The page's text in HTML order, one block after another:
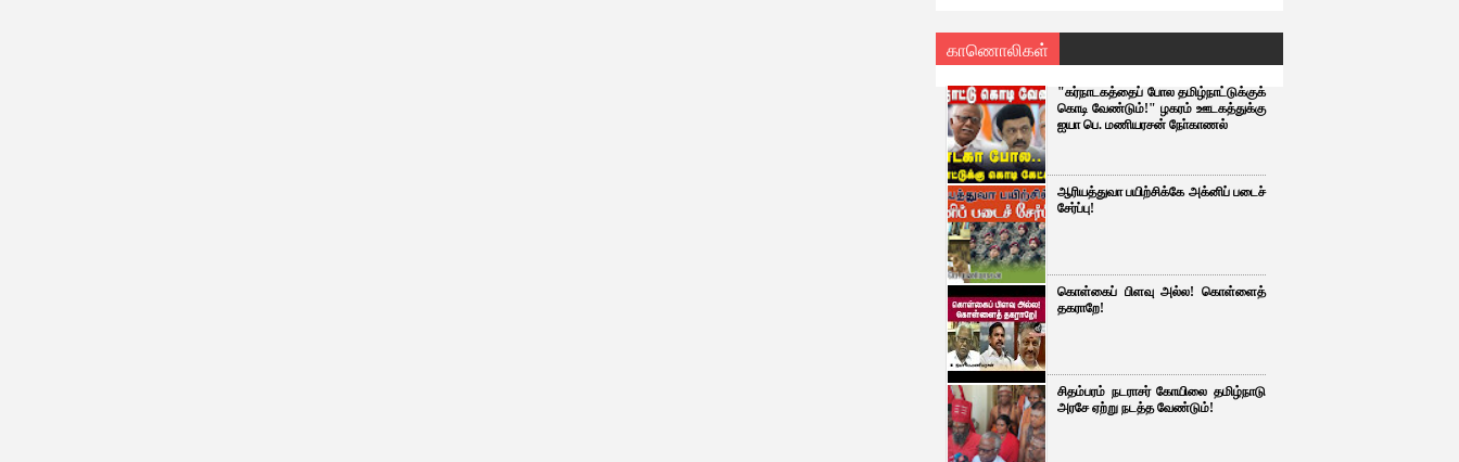
காணொலிகள்
"கர்நாடகத்தைப் போல தமிழ்நாட்டுக்குக்
கொடி வேண்டும்!" ழகரம் ஊடகத்துக்கு
ஐயா பெ. மணியரசன் நோ்காணல்
ஆரியத்துவா பயிற்சிக்கே அக்னிப் படைச்
சேர்ப்பு!
கொள்கைப் பிளவு அல்ல! கொள்ளைத்
தகராறே!
சிதம்பரம் நடராசர் கோயிலை தமிழ்நாடு
அரசே ஏற்று நடத்த வேண்டும்!